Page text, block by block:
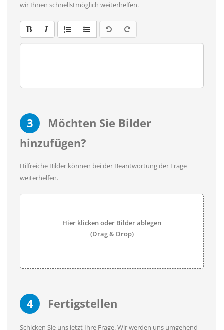
wir Ihnen schnellstmöglich weiterhelfen.
3
Möchten Sie Bilder
hinzufügen?
Hilfreiche Bilder können bei der Beantwortung der Frage
weiterhelfen.
Hier klicken oder Bilder ablegen
(Drag & Drop)
4 Fertigstellen
Schicken Sie uns jetzt Ihre Frage. Wir werden uns umgehend